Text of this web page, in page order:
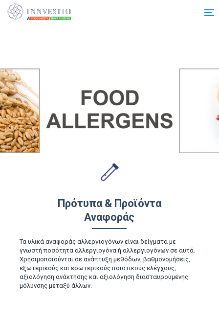
Additionally, paste this code immediately after the opening tag:
Πρότυπα & Προϊόντα
Αναφοράς
Τα υλικά αναφοράς αλλεργιογόνων είναι δείγματα με
γνωστή ποσότητα αλλεργιογόνα ή αλλεργιογόνων σε αυτά.
Χρησιμοποιούνται σε ανάπτυξη μεθόδων, βαθμονομήσεις,
εξωτερικούς και εσωτερικούς ποιοτικούς ελέγχους,
αξιολόγηση ανάκτησης και αξιολόγηση διασταυρούμενης
μόλυνσης μεταξύ άλλων.